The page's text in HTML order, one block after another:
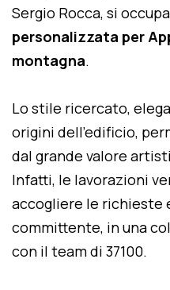
Sergio Rocca, si
personalizzata per
montagna.
Lo stile ricercato,
origini dell'edificio,
dal grande valore
Infatti, le lavorazioni
accogliere le richieste
committente, in una
con il team di 37100.